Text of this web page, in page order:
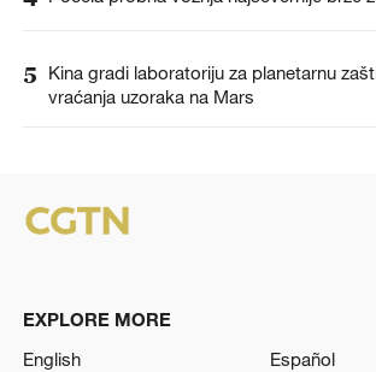
5
Kina gradi laboratoriju za planetarnu
vraćanja uzoraka na Mars
EXPLORE MORE
English
Español